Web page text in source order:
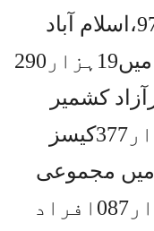
خیبرپختونخوامیں77ہزار972،اسلام آباد
میں50ہزار096،بلوچستان میں19ہزار290
بلتستان میں4967اورآزاد کشمیر
میں کورونا وائرس کے11ہزار377کیسز
میں مجموعی
طور پر اب تک 96لاکھ91ہزار087افراد